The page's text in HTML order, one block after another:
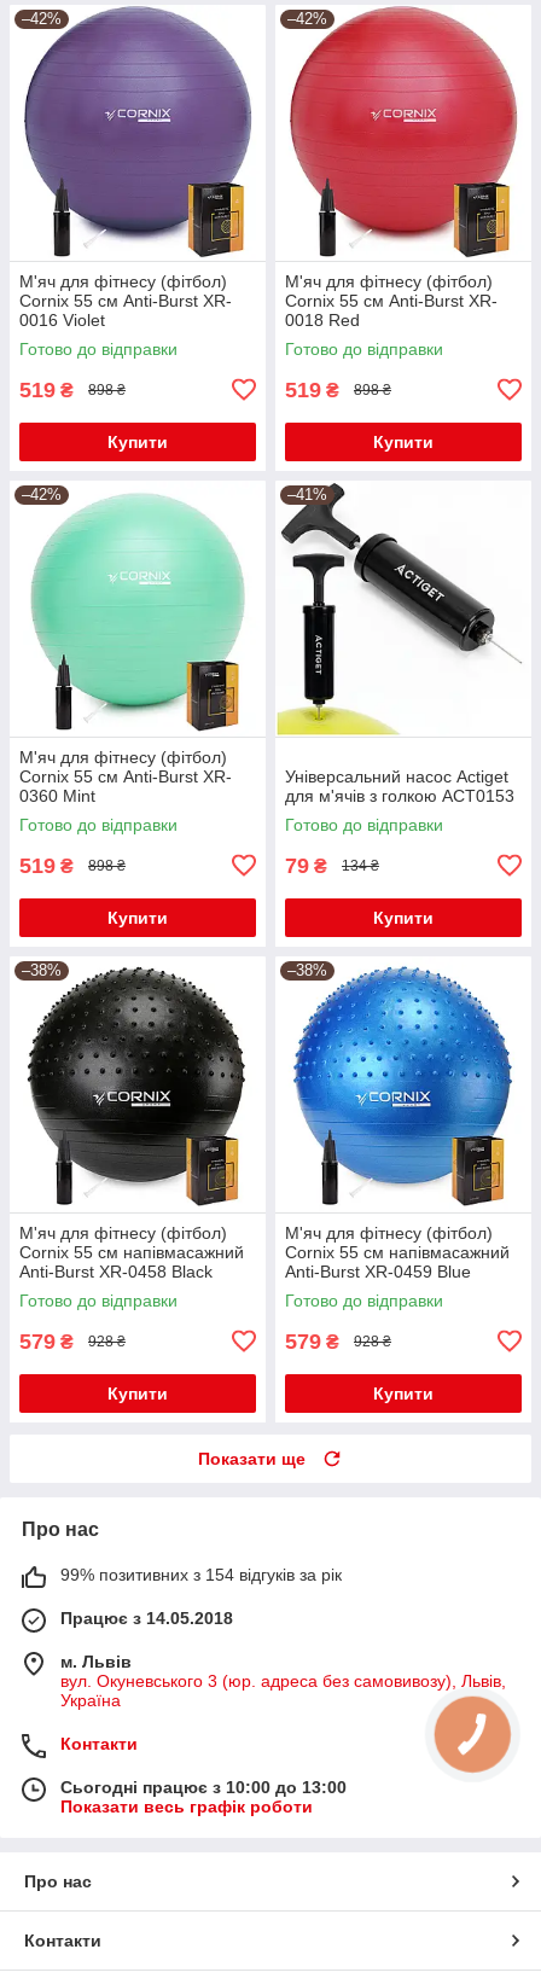
–42%
М'яч для фітнесу (фітбол)
Cornix 55 см Anti-Burst XR-
0016 Violet
Готово до відправки
519 ₴ 898 ₴
Купити
–42%
М'яч для фітнесу (фітбол)
Cornix 55 см Anti-Burst XR-
0018 Red
Готово до відправки
519 ₴ 898 ₴
Купити
–42%
М'яч для фітнесу (фітбол)
Cornix 55 см Anti-Burst XR-
0360 Mint
Готово до відправки
519 ₴ 898 ₴
Купити
–41%
Універсальний насос Actiget
для м'ячів з голкою ACT0153
Готово до відправки
79 ₴ 134 ₴
Купити
–38%
М'яч для фітнесу (фітбол)
Cornix 55 см напівмасажний
Anti-Burst XR-0458 Black
Готово до відправки
579 ₴ 928 ₴
Купити
–38%
М'яч для фітнесу (фітбол)
Cornix 55 см напівмасажний
Anti-Burst XR-0459 Blue
Готово до відправки
579 ₴ 928 ₴
Купити
Показати ще
Про нас
99% позитивних з 154 відгуків за рік
Працює з 14.05.2018
м. Львів
вул. Окуневського 3 (юр. адреса без самовивозу), Львів,
Україна
Контакти
Сьогодні працює з 10:00 до 13:00
Показати весь графік роботи
Про нас
Контакти